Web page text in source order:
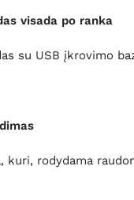
visada po ranka
su USB įkrovimo
kuri, rodydama